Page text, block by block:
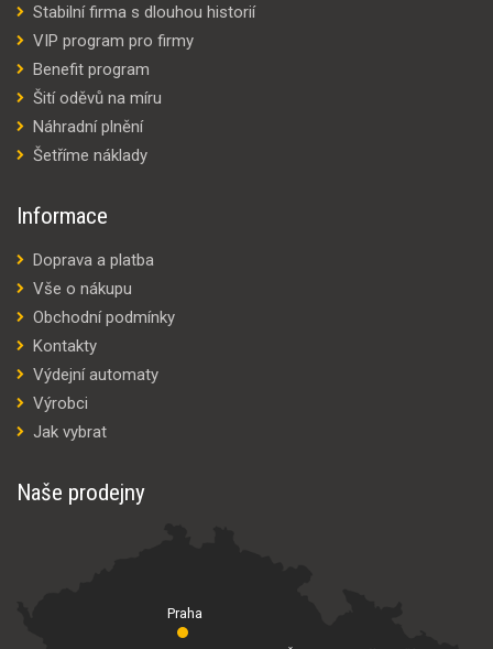
Stabilní firma s dlouhou historií
VIP program pro firmy
Benefit program
Šití oděvů na míru
Náhradní plnění
Šetříme náklady
Informace
Doprava a platba
Vše o nákupu
Obchodní podmínky
Kontakty
Výdejní automaty
Výrobci
Jak vybrat
Naše prodejny
Praha